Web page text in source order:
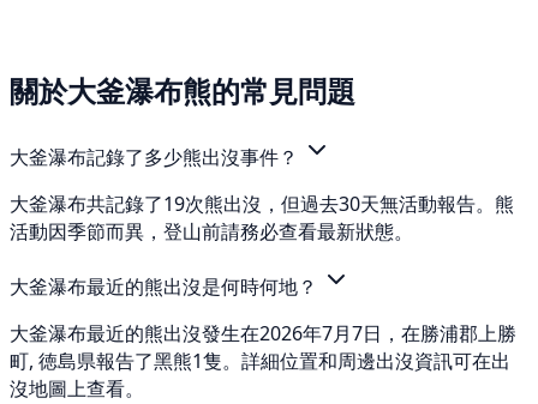
關於大釜瀑布熊的常見問題
大釜瀑布記錄了多少熊出沒事件？
大釜瀑布共記錄了19次熊出沒，但過去30天無活動報告。熊
活動因季節而異，登山前請務必查看最新狀態。
大釜瀑布最近的熊出沒是何時何地？
大釜瀑布最近的熊出沒發生在2026年7月7日，在勝浦郡上勝
町, 徳島県報告了黑熊1隻。詳細位置和周邊出沒資訊可在出
沒地圖上查看。